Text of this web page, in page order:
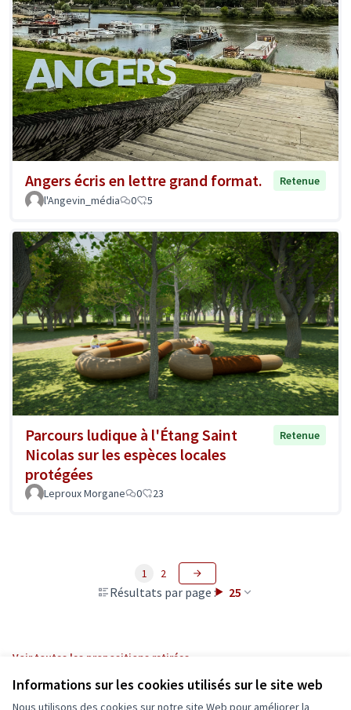
Informations sur les cookies utilisés sur le site web
Nous utilisons des cookies sur notre site Web pour améliorer la
Angers écris en lettre grand format.
Retenue
l'Angevin_média
0 5
Parcours ludique à l'Étang Saint
Nicolas sur les espèces locales
protégées
Retenue
Leproux Morgane 0 23
Résultats par page : 25
1 2
Voir toutes les propositions retirées